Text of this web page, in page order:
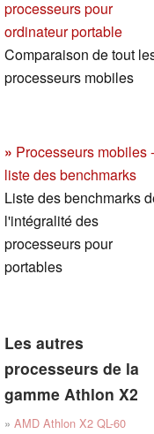
processeurs pour
ordinateur portable
Comparaison de tout
processeurs mobiles
» Processeurs mobiles -
liste des benchmarks
Liste des benchmarks
l'intégralité des
processeurs pour
portables
Les autres
processeurs de la
gamme Athlon X2
» AMD Athlon X2 QL-60